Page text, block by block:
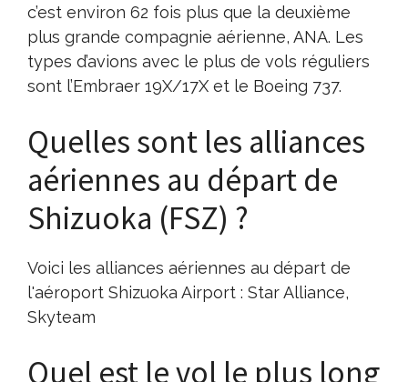
c’est environ 62 fois plus que la deuxième
plus grande compagnie aérienne, ANA. Les
types d’avions avec le plus de vols réguliers
sont l’Embraer 19X/17X et le Boeing 737.
Quelles sont les alliances
aériennes au départ de
Shizuoka (FSZ) ?
Voici les alliances aériennes au départ de
l'aéroport Shizuoka Airport : Star Alliance,
Skyteam
Quel est le vol le plus long